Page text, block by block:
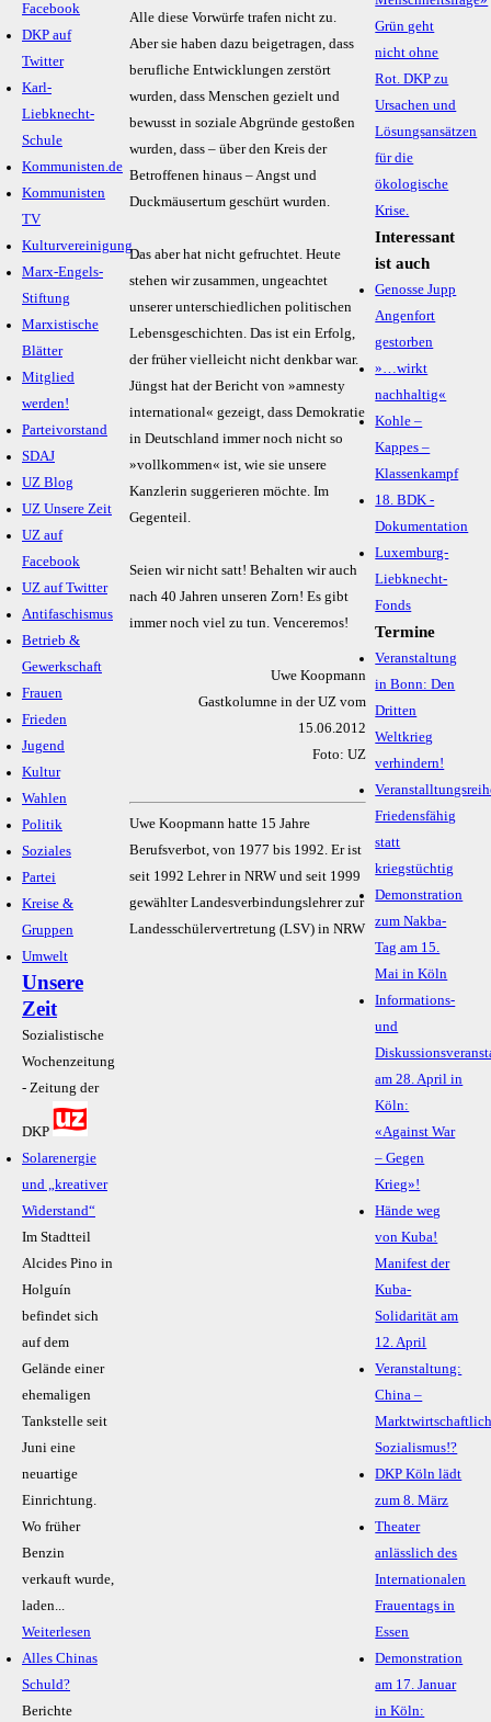
Facebook
DKP auf
Twitter
Karl-
Liebknecht-
Schule
Kommunisten.de
Kommunisten
TV
Kulturvereinigung
Marx-Engels-
Stiftung
Marxistische
Blätter
Mitglied
werden!
Parteivorstand
SDAJ
UZ Blog
UZ Unsere Zeit
UZ auf
Facebook
UZ auf Twitter
Antifaschismus
Betrieb &
Gewerkschaft
Frauen
Frieden
Jugend
Kultur
Wahlen
Politik
Soziales
Partei
Kreise &
Gruppen
Umwelt
Unsere
Zeit
Sozialistische
Wochenzeitung
- Zeitung der
DKP
Solarenergie
und „kreativer
Widerstand“
Im Stadtteil
Alcides Pino in
Holguín
befindet sich
auf dem
Gelände einer
ehemaligen
Tankstelle seit
Juni eine
neuartige
Einrichtung.
Wo früher
Benzin
verkauft wurde,
laden...
Weiterlesen
Alles Chinas
Schuld?
Berichte
Alle diese Vorwürfe trafen nicht zu.
Aber sie haben dazu beigetragen, dass
berufliche Entwicklungen zerstört
wurden, dass Menschen gezielt und
bewusst in soziale Abgründe gestoßen
wurden, dass – über den Kreis der
Betroffenen hinaus – Angst und
Duckmäusertum geschürt wurden.
Das aber hat nicht gefruchtet. Heute
stehen wir zusammen, ungeachtet
unserer unterschiedlichen politischen
Lebensgeschichten. Das ist ein Erfolg,
der früher vielleicht nicht denkbar war.
Jüngst hat der Bericht von »amnesty
international« gezeigt, dass Demokratie
in Deutschland immer noch nicht so
»vollkommen« ist, wie sie unsere
Kanzlerin suggerieren möchte. Im
Gegenteil.
Seien wir nicht satt! Behalten wir auch
nach 40 Jahren unseren Zorn! Es gibt
immer noch viel zu tun. Venceremos!
Uwe Koopmann
Gastkolumne in der UZ vom
15.06.2012
Foto: UZ
Uwe Koopmann hatte 15 Jahre
Berufsverbot, von 1977 bis 1992. Er ist
seit 1992 Lehrer in NRW und seit 1999
gewählter Landesverbindungslehrer zur
Landesschülervertretung (LSV) in NRW
Interessant
ist auch
Genosse Jupp
Angenfort
gestorben
»…wirkt
nachhaltig«
Kohle –
Kappes –
Klassenkampf
18. BDK -
Dokumentation
Luxemburg-
Liebknecht-
Fonds
Termine
Veranstaltung
in Bonn: Den
Dritten
Weltkrieg
verhindern!
Friedensfähig
statt
kriegstüchtig
Demonstration
zum Nakba-
Tag am 15.
Mai in Köln
Informations-
und
am 28. April in
Köln:
«Against War
– Gegen
Krieg»!
Hände weg
von Kuba!
Manifest der
Kuba-
Solidarität am
12. April
Veranstaltung:
China –
Sozialismus!?
DKP Köln lädt
zum 8. März
Theater
anlässlich des
Internationalen
Frauentags in
Essen
Demonstration
am 17. Januar
in Köln: